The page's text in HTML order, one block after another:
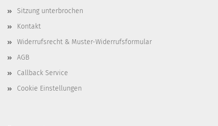
Sitzung unterbrochen
Kontakt
Widerrufsrecht & Muster-Widerrufsformular
AGB
Callback Service
Cookie Einstellungen